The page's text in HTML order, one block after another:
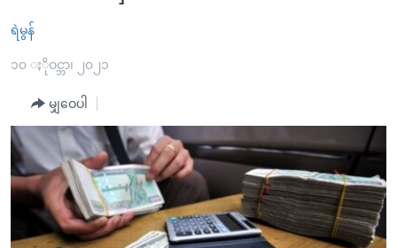
များ
ပင်မ
ကျော်
ကြည့်
ရန်
နိုင်ငံတကာ
အစ္စရေး-ပါလက်စတိုင်း
ဗွီဒီယို
အင်္ဂလိပ်စာလေ့လာမယ်
အမေရိကန်သုံးအီဒီယံ
မကြေးမုံရဲ့ အင်္ဂလိပ်စာ
ရုပ်ရှင်ထဲက အင်္ဂလိပ်စာ
သုတပဒေသာ အင်္ဂလိပ်စာ
အပတ်စဉ်ကဏ္ဍများ
ရေဒီယို
တီဗွီ
ရေဒီယိုနှင့်ရုပ်သံ အချက်အလက်များ
ရေဒီယို/တီဗွီအစီအစဉ်
ရဲမွန်
၁၀ ႏိုဝင္ဘာ၊ ၂၀၂၁
မျှဝေပါ